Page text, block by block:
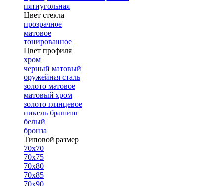
пятиугольная
Цвет стекла
прозрачное
матовое
тонированное
Цвет профиля
хром
черный матовый
оружейная сталь
золото матовое
матовый хром
золото глянцевое
никель брашинг
белый
бронза
Типовой размер
70х70
70х75
70х80
70х85
70х90